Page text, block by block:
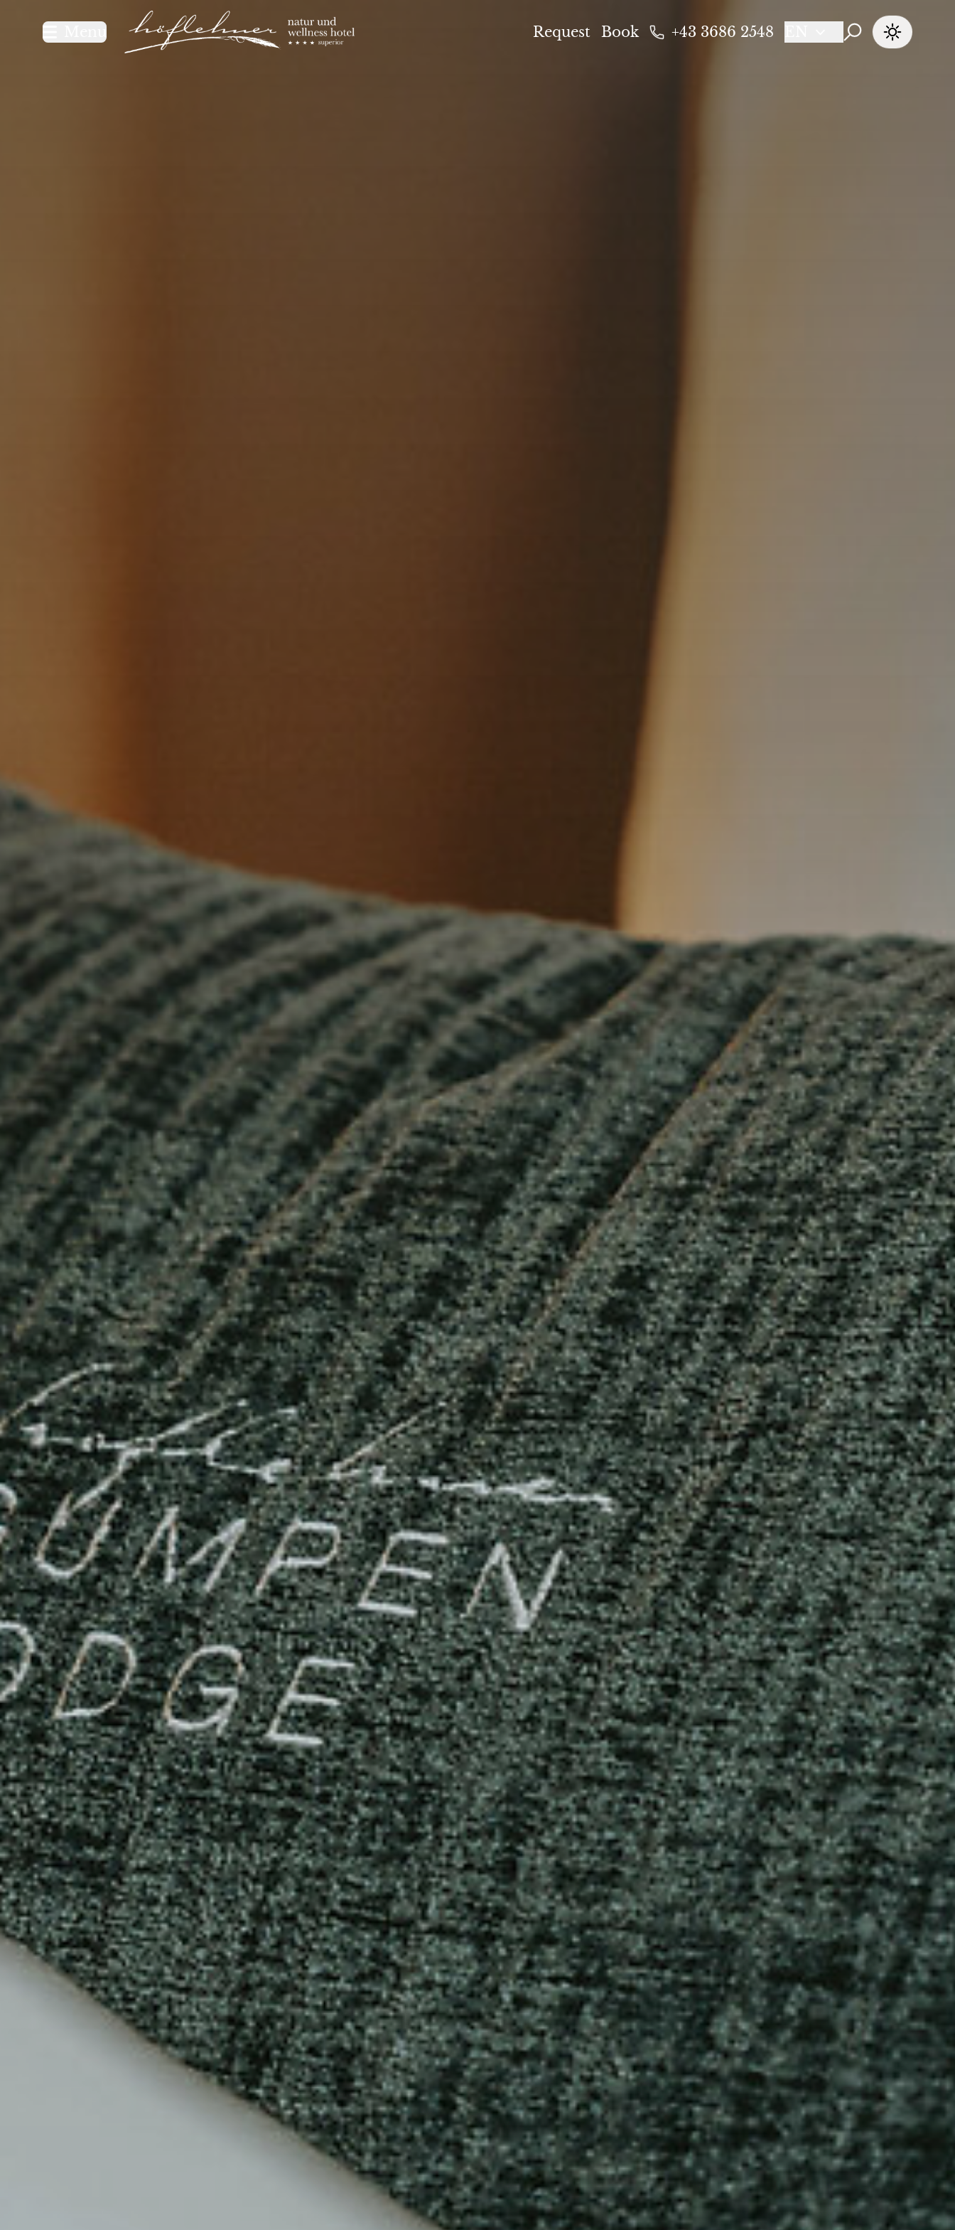
Menu
Logo Natur- und Wellnesshotel Höflehner ****S
Request Book +43 3686 2548